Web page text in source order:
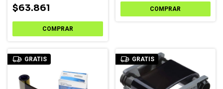
$63.861
GRATIS GRATIS